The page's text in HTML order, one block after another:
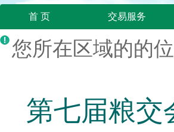
首 页 交易服务
您所在区域的的
第七届粮交